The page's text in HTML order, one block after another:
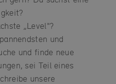
„Level"?
und
und finde neue
sei Teil eines
unsere